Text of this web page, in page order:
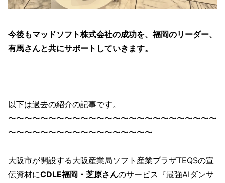
今後もマッドソフト株式会社の成功を、福岡のリーダー、
有馬さんと共にサポートしていきます。
以下は過去の紹介の記事です。
〜〜〜〜〜〜〜〜〜〜〜〜〜〜〜〜〜〜〜〜〜〜〜〜〜〜
〜〜〜〜〜〜〜〜〜〜〜〜〜〜〜〜〜〜
大阪市が開設する大阪産業局ソフト産業プラザTEQSの宣
伝資材にCDLE福岡・芝原さんのサービス『最強AIダンサ